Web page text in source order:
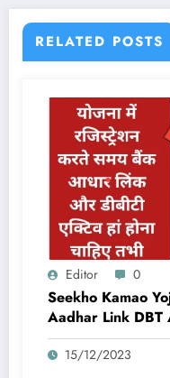
RELATED POSTS
Editor 0
Seekho Kamao
Aadhar Link DBT
का लाभ तभी मिलेगा
एक्टिव और आधार लिंक
15/12/2023